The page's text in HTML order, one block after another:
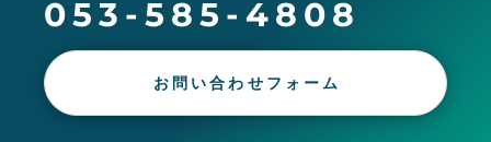
053-585-4808
お問い合わせフォーム